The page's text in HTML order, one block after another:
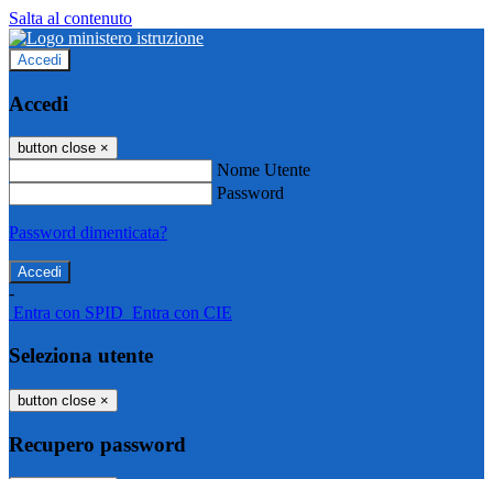
Salta al contenuto
Accedi
Accedi
button close ×
Nome Utente
Password
Password dimenticata?
-
Entra con SPID Entra con CIE
Seleziona utente
button close ×
Recupero password